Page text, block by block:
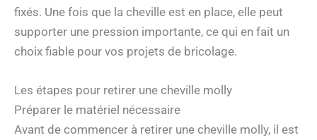
fixés. Une fois que la cheville est en place, elle peut
supporter une pression importante, ce qui en fait un
choix fiable pour vos projets de bricolage.
Les étapes pour retirer une cheville molly
Préparer le matériel nécessaire
Avant de commencer à retirer une cheville molly, il est